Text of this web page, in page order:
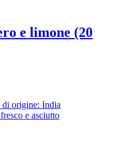
e limone (20
di origine: India
e asciutto